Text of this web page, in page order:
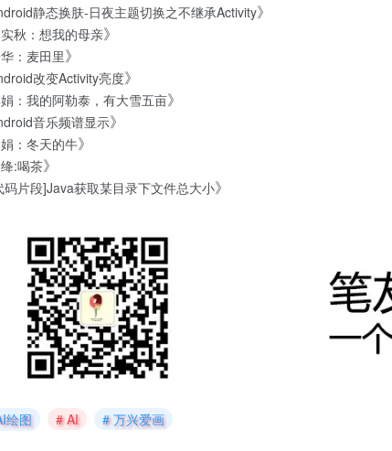
静态换肤-日夜主题切换之不继承Activity》
秋：想我的母亲》
：麦田里》
改变Activity亮度》
：我的阿勒泰，有大雪五亩》
音乐频谱显示》
：冬天的牛》
:喝茶》
码片段]Java获取某目录下文件总大小》
绘图 # AI # 万兴爱画